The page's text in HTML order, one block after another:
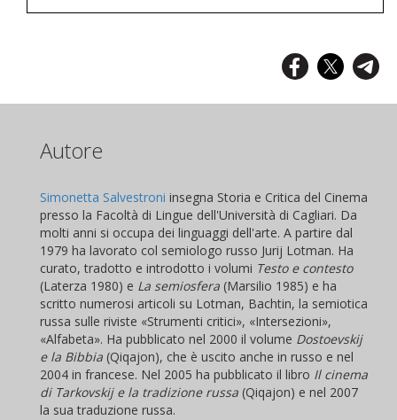
Autore
Simonetta Salvestroni insegna Storia e Critica del Cinema
presso la Facoltà di Lingue dell'Università di Cagliari. Da
molti anni si occupa dei linguaggi dell'arte. A partire dal
1979 ha lavorato col semiologo russo Jurij Lotman. Ha
curato, tradotto e introdotto i volumi Testo e contesto
(Laterza 1980) e La semiosfera (Marsilio 1985) e ha
scritto numerosi articoli su Lotman, Bachtin, la semiotica
russa sulle riviste «Strumenti critici», «Intersezioni»,
«Alfabeta». Ha pubblicato nel 2000 il volume Dostoevskij
e la Bibbia (Qiqajon), che è uscito anche in russo e nel
2004 in francese. Nel 2005 ha pubblicato il libro Il cinema
di Tarkovskij e la tradizione russa (Qiqajon) e nel 2007
la sua traduzione russa.